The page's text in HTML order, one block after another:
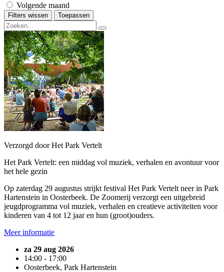
Volgende maand
Filters wissen Toepassen
Verzorgd door Het Park Vertelt
Het Park Vertelt: een middag vol muziek, verhalen en avontuur voor
het hele gezin
Op zaterdag 29 augustus strijkt festival Het Park Vertelt neer in Park
Hartenstein in Oosterbeek. De Zoomerij verzorgt een uitgebreid
jeugdprogramma vol muziek, verhalen en creatieve activiteiten voor
kinderen van 4 tot 12 jaar en hun (groot)ouders.
Meer informatie
za 29 aug 2026
14:00 - 17:00
Oosterbeek, Park Hartenstein